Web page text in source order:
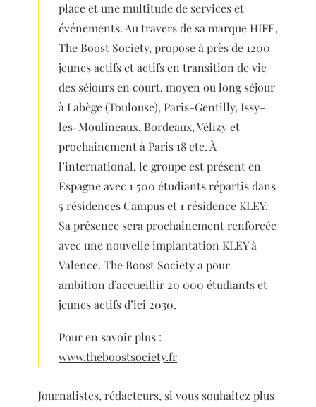
place et une multitude de services et
événements. Au travers de sa marque HIFE,
The Boost Society, propose à près de 1200
jeunes actifs et actifs en transition de vie
des séjours en court, moyen ou long séjour
à Labège (Toulouse), Paris-Gentilly, Issy-
les-Moulineaux, Bordeaux, Vélizy et
prochainement à Paris 18 etc. À
l’international, le groupe est présent en
Espagne avec 1 500 étudiants répartis dans
5 résidences Campus et 1 résidence KLEY.
Sa présence sera prochainement renforcée
avec une nouvelle implantation KLEY à
Valence. The Boost Society a pour
ambition d’accueillir 20 000 étudiants et
jeunes actifs d’ici 2030.
Pour en savoir plus :
www.theboostsociety.fr
Journalistes, rédacteurs, si vous souhaitez plus